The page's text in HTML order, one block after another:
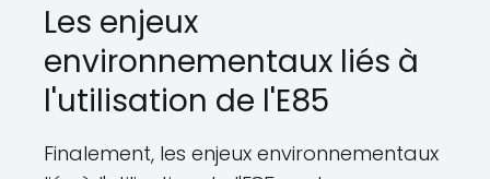
Les enjeux
environnementaux liés à
l'utilisation de l'E85
Finalement, les enjeux environnementaux